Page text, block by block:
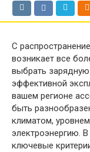
С
возникает все
выбрать
эффективной
вашем регионе
быть
климатом,
электроэнергию.
ключевые